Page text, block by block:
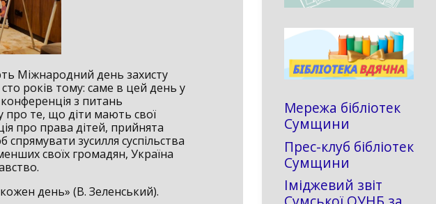
Міжнародний день захисту
років тому: саме в цей день у
з питань
про те, що діти мають свої
про права дітей, прийнята
зусилля суспільства
своїх громадян, Україна
день» (В. Зеленський).
Мережа бібліотек
Сумщини
Прес-клуб бібліотек
Сумщини
Іміджевий звіт